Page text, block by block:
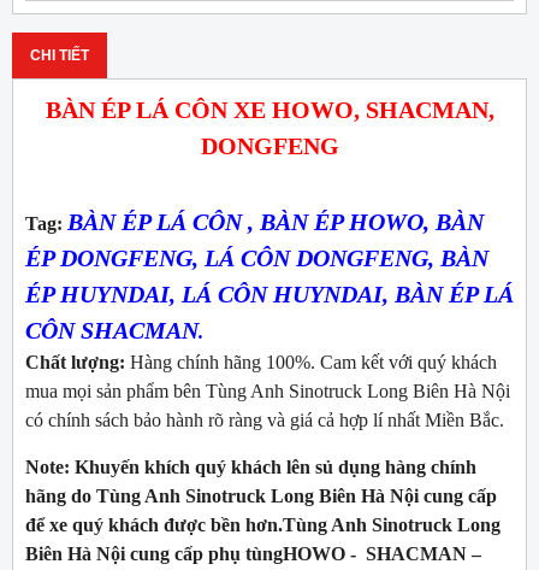
CHI TIẾT
BÀN ÉP LÁ CÔN XE HOWO, SHACMAN,
DONGFENG
Tag: BÀN ÉP LÁ CÔN, BÀN ÉP HOWO, BÀN
ÉP DONGFENG, LÁ CÔN DONGFENG, BÀN
ÉP HUYNDAI, LÁ CÔN HUYNDAI, BÀN ÉP LÁ
CÔN SHACMAN.
Chất lượng: Hàng chính hãng 100%. Cam kết với quý khách
mua mọi sản phẩm bên Tùng Anh Sinotruck Long Biên Hà Nội
có chính sách bảo hành rõ ràng và giá cả hợp lí nhất Miền Bắc.
Note: Khuyến khích quý khách lên sủ dụng hàng chính
hãng do Tùng Anh Sinotruck Long Biên Hà Nội cung cấp
để xe quý khách được bền hơn.Tùng Anh Sinotruck Long
Biên Hà Nội cung cấp phụ tùngHOWO - SHACMAN –